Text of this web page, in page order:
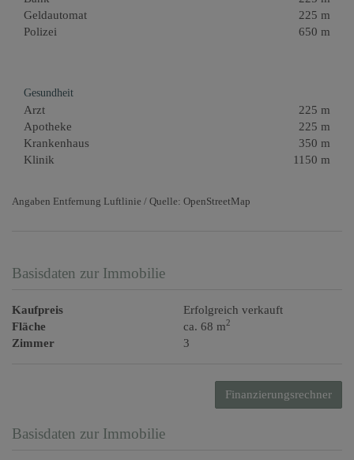
Geldautomat
225 m
Polizei
650 m
Gesundheit
Arzt
225 m
Apotheke
225 m
Krankenhaus
350 m
Klinik
1150 m
Angaben Entfernung Luftlinie / Quelle: OpenStreetMap
Basisdaten zur Immobilie
Kaufpreis
Erfolgreich verkauft
Fläche
ca. 68 m2
Zimmer 3
Finanzierungsrechner
Basisdaten zur Immobilie